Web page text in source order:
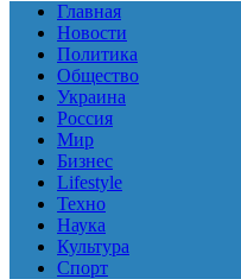
Главная
Новости
Политика
Общество
Украина
Россия
Мир
Бизнес
Lifestyle
Техно
Наука
Культура
Спорт